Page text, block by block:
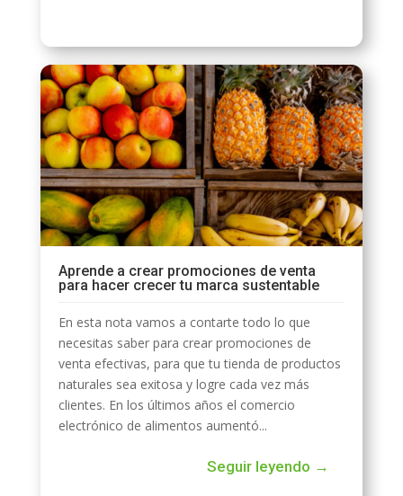
Aprende a crear promociones de venta
para hacer crecer tu marca sustentable
En esta nota vamos a contarte todo lo que
necesitas saber para crear promociones de
venta efectivas, para que tu tienda de productos
naturales sea exitosa y logre cada vez más
clientes. En los últimos años el comercio
electrónico de alimentos aumentó...
Seguir leyendo →